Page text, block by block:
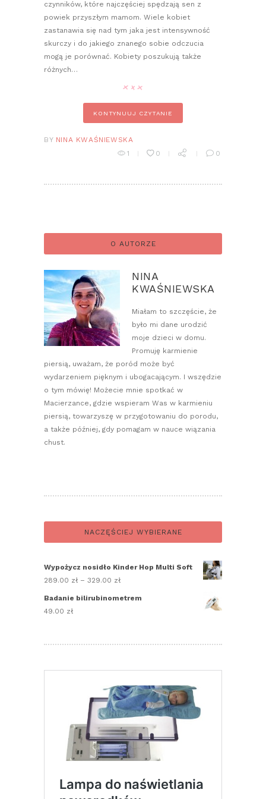
czynników, które najczęściej spędzają sen z
powiek przyszłym mamom. Wiele kobiet
zastanawia się nad tym jaka jest intensywność
skurczy i do jakiego znanego sobie odczucia
mogą je porównać. Kobiety poszukują także
różnych…
KONTYNUUJ CZYTANIE
BY NINA KWAŚNIEWSKA
1
0 0
O AUTORZE
NINA
KWAŚNIEWSKA
Miałam to szczęście, że
było mi dane urodzić
moje dzieci w domu.
Promuję karmienie
piersią, uważam, że poród może być
wydarzeniem pięknym i ubogacającym. I wszędzie
o tym mówię! Możecie mnie spotkać w
Macierzance, gdzie wspieram Was w karmieniu
piersią, towarzyszę w przygotowaniu do porodu,
a także później, gdy pomagam w nauce wiązania
chust.
NACZĘŚCIEJ WYBIERANE
Wypożycz nosidło Kinder Hop Multi Soft
289.00 zł – 329.00 zł
329.00 zł
Badanie bilirubinometrem
49.00 zł